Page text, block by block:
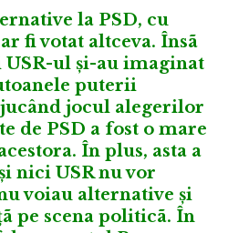
la PSD, cu
fi votat altceva. Însã
ul și-au imaginat
puterii
jocul alegerilor
de PSD a fost o mare
În plus, asta a
nici USR nu vor
voiau alternative și
pe scena politicã. În